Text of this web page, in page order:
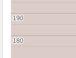
180
180
190
190